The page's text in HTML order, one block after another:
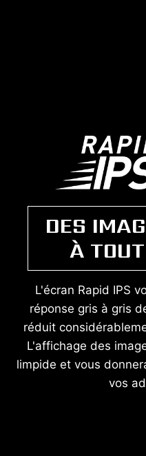
DES
À
L'écran Rapid IPS
réponse gris à gris
réduit
L'affichage des
limpide et vous
vos